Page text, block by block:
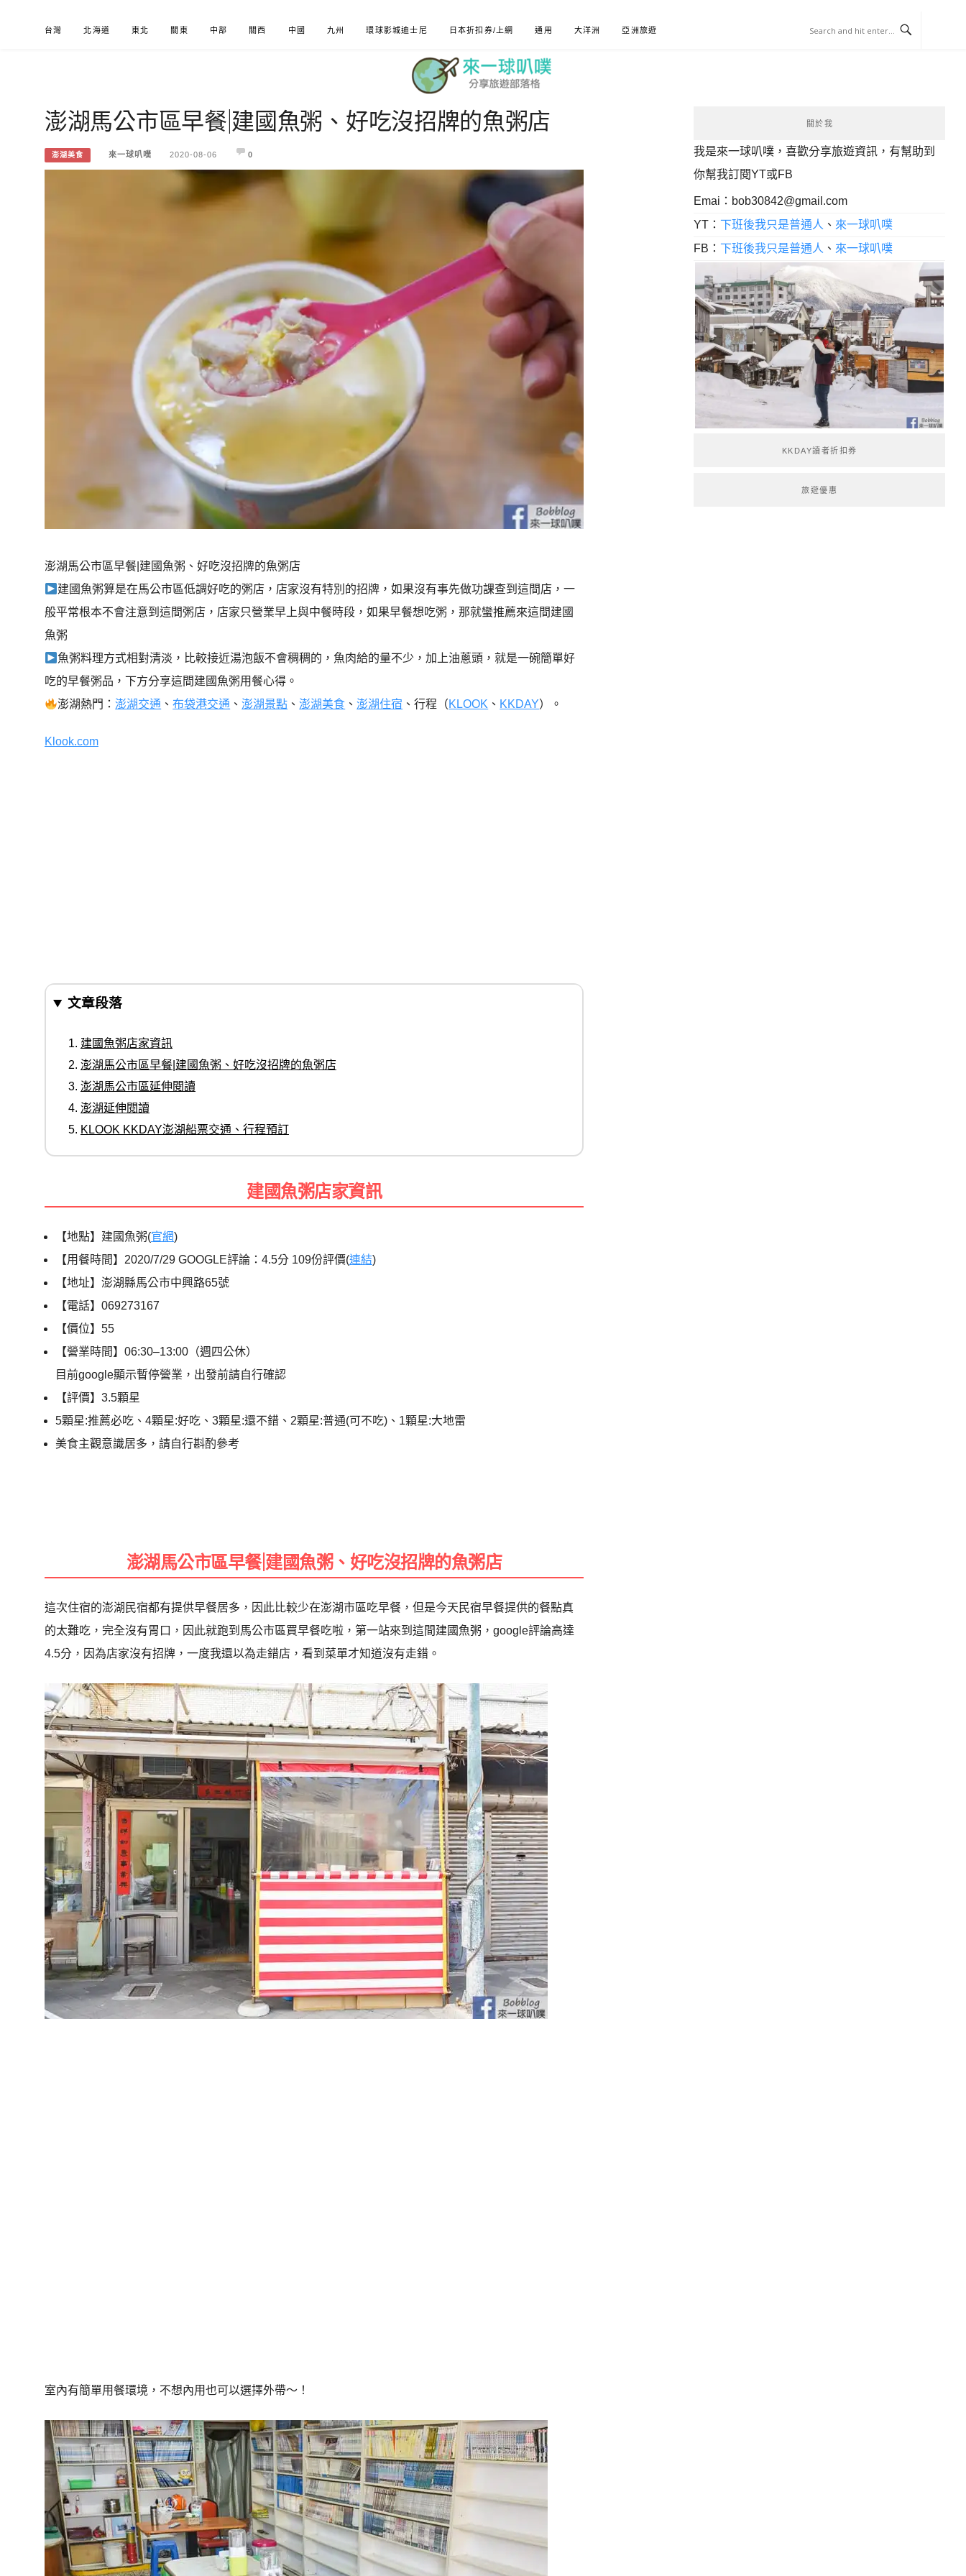
台灣 北海道 東北 關東 中部 關西 中國 九州 環球影城迪士尼 日本折扣券/上網 通用 大洋洲 亞洲旅遊
來一球叭噗
分享日本自助部落格
澎湖馬公市區早餐|建國魚粥、好吃沒招牌的魚粥店
澎湖美食 來一球叭噗 2020-08-06 0
澎湖馬公市區早餐|建國魚粥、好吃沒招牌的魚粥店
建國魚粥算是在馬公市區低調好吃的粥店，店家沒有特別的招牌，如果沒有事先做功課查到這間店，一
般平常根本不會注意到這間粥店，店家只營業早上與中餐時段，如果早餐想吃粥，那就蠻推薦來這間建國
魚粥
魚粥料理方式相對清淡，比較接近湯泡飯不會稠稠的，魚肉給的量不少，加上油蔥頭，就是一碗簡單好
吃的早餐粥品，下方分享這間建國魚粥用餐心得。
澎湖熱門：澎湖交通 、布袋港交通 、澎湖景點 、澎湖美食 、澎湖住宿 、行程（KLOOK 、 KKDAY）。
Klook.com
文章段落
建國魚粥店家資訊
澎湖馬公市區早餐|建國魚粥、好吃沒招牌的魚粥店
澎湖馬公市區延伸閱讀
澎湖延伸閱讀
KLOOK KKDAY澎湖船票交通、行程預訂
建國魚粥店家資訊
【地點】建國魚粥(官網)
【用餐時間】2020/7/29 GOOGLE評論：4.5分 109份評價(連結)
【地址】澎湖縣馬公市中興路65號
【電話】069273167
【價位】55
【營業時間】06:30–13:00（週四公休）
目前google顯示暫停營業，出發前請自行確認
【評價】3.5顆星
5顆星:推薦必吃、4顆星:好吃、3顆星:還不錯、2顆星:普通(可不吃)、1顆星:大地雷
美食主觀意識居多，請自行斟酌參考
澎湖馬公市區早餐|建國魚粥、好吃沒招牌的魚粥店
這次住宿的澎湖民宿都有提供早餐居多，因此比較少在澎湖市區吃早餐，但是今天民宿早餐提供的餐點真
的太難吃，完全沒有胃口，因此就跑到馬公市區買早餐吃啦，第一站來到這間建國魚粥，google評論高達
4.5分，因為店家沒有招牌，一度我還以為走錯店，看到菜單才知道沒有走錯。
室內有簡單用餐環境，不想內用也可以選擇外帶～！
關於我
我是來一球叭噗，喜歡分享旅遊資訊，有幫助到
你幫我訂閱YT或FB
Emai： bob30842@gmail.com
YT：下班後我只是普通人 、 來一球叭噗
FB：下班後我只是普通人 、 來一球叭噗
KKDAY讀者折扣券
旅遊優惠